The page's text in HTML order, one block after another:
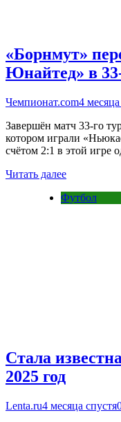
«Борнмут»
Юнайтед» в
Чемпионат.com4
Завершён матч 33-го
котором играли
счётом 2:1 в этой
Читать далее
Футбол
Стала
2025 год
Lenta.ru4 месяца спустя